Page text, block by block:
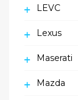
LEVC
Lexus
Maserati
Mazda